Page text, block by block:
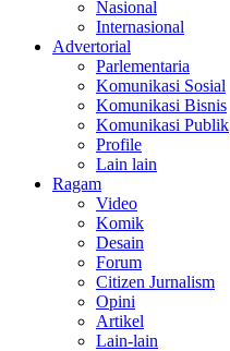
Nasional
Internasional
Advertorial
Parlementaria
Komunikasi Sosial
Komunikasi Bisnis
Komunikasi Publik
Profile
Lain lain
Ragam
Video
Komik
Desain
Forum
Citizen Jurnalism
Opini
Artikel
Lain-lain